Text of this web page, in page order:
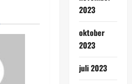
2023
oktober
2023
juli 2023